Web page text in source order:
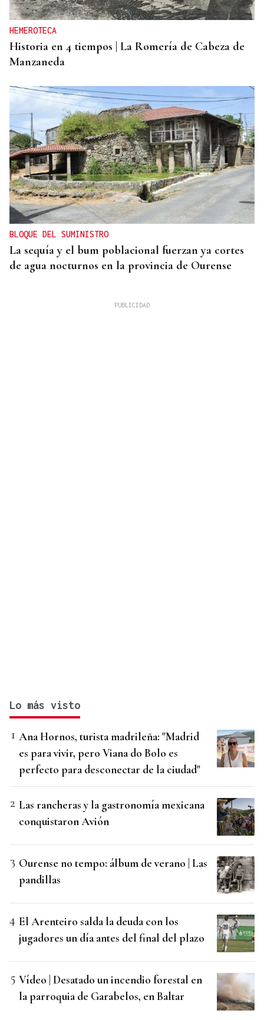
HEMEROTECA
Historia en 4 tiempos | La Romería de Cabeza de
Manzaneda
BLOQUE DEL SUMINISTRO
La sequía y el bum poblacional fuerzan ya cortes
de agua nocturnos en la provincia de Ourense
Lo más visto
Ana Hornos, turista madrileña: "Madrid
es para vivir, pero Viana do Bolo es
perfecto para desconectar de la ciudad"
Las rancheras y la gastronomía mexicana
conquistaron Avión
Ourense no tempo: álbum de verano | Las
pandillas
El Arenteiro salda la deuda con los
jugadores un día antes del final del plazo
Vídeo | Desatado un incendio forestal en
la parroquia de Garabelos, en Baltar